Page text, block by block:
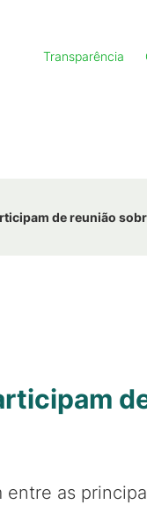
Transparência
de reunião
as